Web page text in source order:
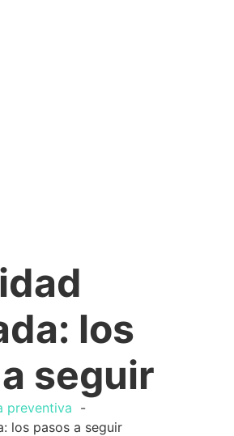
los
seguir
preventiva
los pasos a seguir